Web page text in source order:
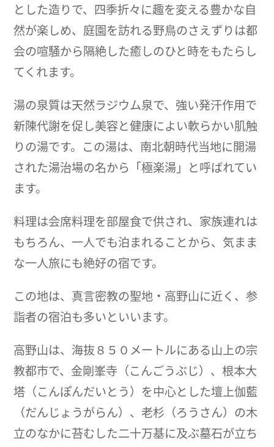
とした造りで、四季折々に趣を変える豊かな自
然が楽しめ、庭園を訪れる野鳥のさえずりは都
会の喧騒から隔絶した癒しのひと時をもたらし
てくれます。
湯の泉質は天然ラジウム泉で、強い発汗作用で
新陳代謝を促し美容と健康によい軟らかい肌触
りの湯です。この湯は、南北朝時代当地に開湯
された湯治場の名から「極楽湯」と呼ばれてい
ます。
料理は会席料理を部屋食で供され、家族連れは
もちろん、一人でも泊まれることから、気まま
な一人旅にも絶好の宿です。
この地は、真言密教の聖地・高野山に近く、参
詣者の宿泊も多いといいます。
高野山は、海抜８５０メートルにある山上の宗
教都市で、金剛峯寺（こんごうぶじ）、根本大
塔（こんぽんだいとう）を中心とした壇上伽藍
（だんじょうがらん）、老杉（ろうさん）の木
立のなかに苔むした二十万基に及ぶ墓石が立ち